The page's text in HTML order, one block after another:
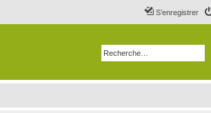
S’enregistrer